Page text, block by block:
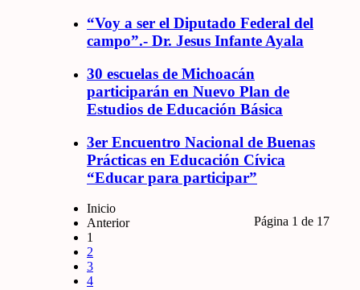
“Voy a ser el Diputado Federal del
campo”.- Dr. Jesus Infante Ayala
30 escuelas de Michoacán
participarán en Nuevo Plan de
Estudios de Educación Básica
3er Encuentro Nacional de Buenas
Prácticas en Educación Cívica
“Educar para participar”
Página 1 de 17
Inicio
Anterior
1
2
3
4